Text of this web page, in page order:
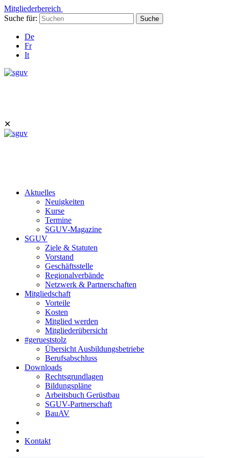
Mitgliederbereich
Suche für:
Suche
De
Fr
It
✕
Aktuelles
Neuigkeiten
Kurse
Termine
SGUV-Magazine
SGUV
Ziele & Statuten
Vorstand
Geschäftsstelle
Regionalverbände
Netzwerk & Partnerschaften
Mitgliedschaft
Vorteile
Kosten
Mitglied werden
Mitgliederübersicht
#gerueststolz
Übersicht Ausbildungsbetriebe
Berufsabschluss
Downloads
Rechtsgrundlagen
Bildungspläne
Arbeitsbuch Gerüstbau
SGUV-Partnerschaft
BauAV
Kontakt